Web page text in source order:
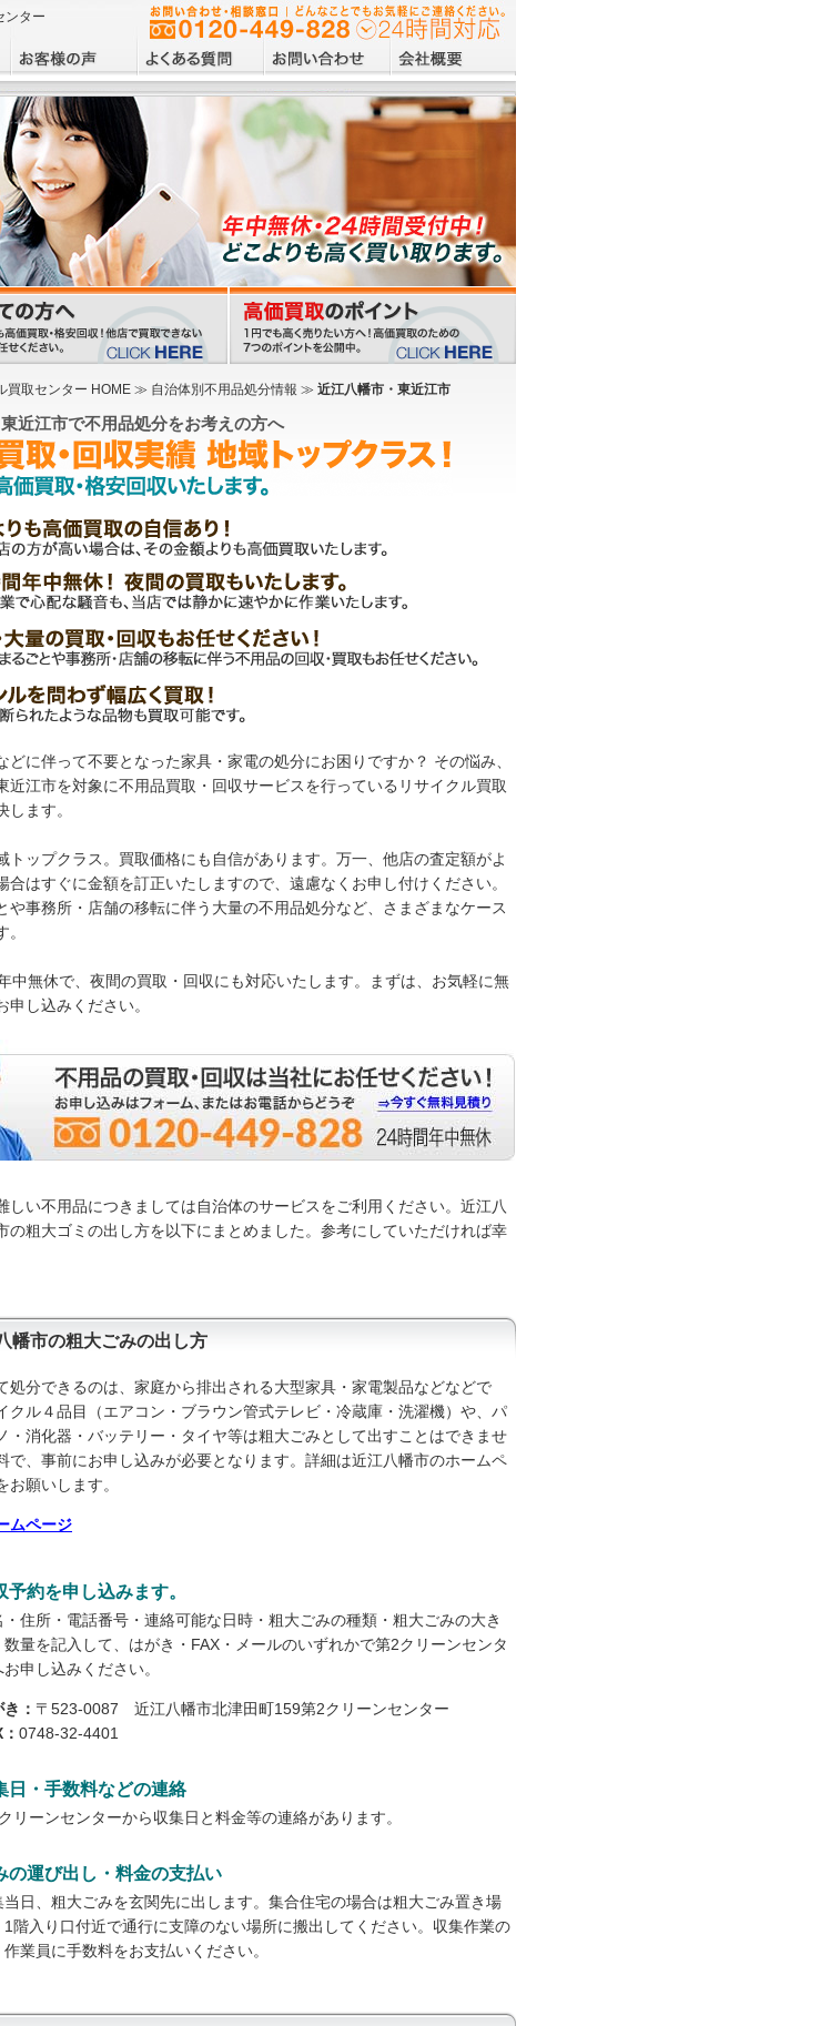
ンター
近江市で不用品処分をお考えの方へ
どに伴って不要となった家具・家電の処分にお困りですか？ その悩み、
近江市を対象に不用品買取・回収サービスを行っているリサイクル買取
します。
トップクラス。買取価格にも自信があります。万一、他店の査定額がよ
合はすぐに金額を訂正いたしますので、遠慮なくお申し付けください。
や事務所・店舗の移転に伴う大量の不用品処分など、さまざまなケース
中無休で、夜間の買取・回収にも対応いたします。まずは、お気軽に無
申し込みください。
しい不用品につきましては自治体のサービスをご利用ください。近江八
の粗大ゴミの出し方を以下にまとめました。参考にしていただければ幸
幡市の粗大ごみの出し方
処分できるのは、家庭から排出される大型家具・家電製品などなどで
クル４品目（エアコン・ブラウン管式テレビ・冷蔵庫・洗濯機）や、パ
・消化器・バッテリー・タイヤ等は粗大ごみとして出すことはできませ
で、事前にお申し込みが必要となります。詳細は近江八幡市のホームペ
お願いします。
ムページ
予約を申し込みます。
・住所・電話番号・連絡可能な日時・粗大ごみの種類・粗大ごみの大き
数量を記入して、はがき・FAX・メールのいずれかで第2クリーンセンタ
お申し込みください。
： 〒523-0087 近江八幡市北津田町159第2クリーンセンター
0748-32-4401
日・手数料などの連絡
リーンセンターから収集日と料金等の連絡があります。
の運び出し・料金の支払い
当日、粗大ごみを玄関先に出します。集合住宅の場合は粗大ごみ置き場
1階入り口付近で通行に支障のない場所に搬出してください。収集作業の
作業員に手数料をお支払いください。
買取センター HOME ≫ 自治体別不用品処分情報 ≫ 近江八幡市・東近江市